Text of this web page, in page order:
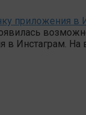
приложения в
в Инстаграм. На